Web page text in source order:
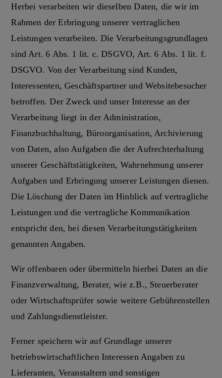
Herbei verarbeiten wir dieselben Daten, die wir im
Rahmen der Erbringung unserer vertraglichen
Leistungen verarbeiten. Die Verarbeitungsgrundlagen
sind Art. 6 Abs. 1 lit. c. DSGVO, Art. 6 Abs. 1 lit. f.
DSGVO. Von der Verarbeitung sind Kunden,
Interessenten, Geschäftspartner und Websitebesucher
betroffen. Der Zweck und unser Interesse an der
Verarbeitung liegt in der Administration,
Finanzbuchhaltung, Büroorganisation, Archivierung
von Daten, also Aufgaben die der Aufrechterhaltung
unserer Geschäftstätigkeiten, Wahrnehmung unserer
Aufgaben und Erbringung unserer Leistungen dienen.
Die Löschung der Daten im Hinblick auf vertragliche
Leistungen und die vertragliche Kommunikation
entspricht den, bei diesen Verarbeitungstätigkeiten
genannten Angaben.
Wir offenbaren oder übermitteln hierbei Daten an die
Finanzverwaltung, Berater, wie z.B., Steuerberater
oder Wirtschaftsprüfer sowie weitere Gebührenstellen
und Zahlungsdienstleister.
Ferner speichern wir auf Grundlage unserer
betriebswirtschaftlichen Interessen Angaben zu
Lieferanten, Veranstaltern und sonstigen